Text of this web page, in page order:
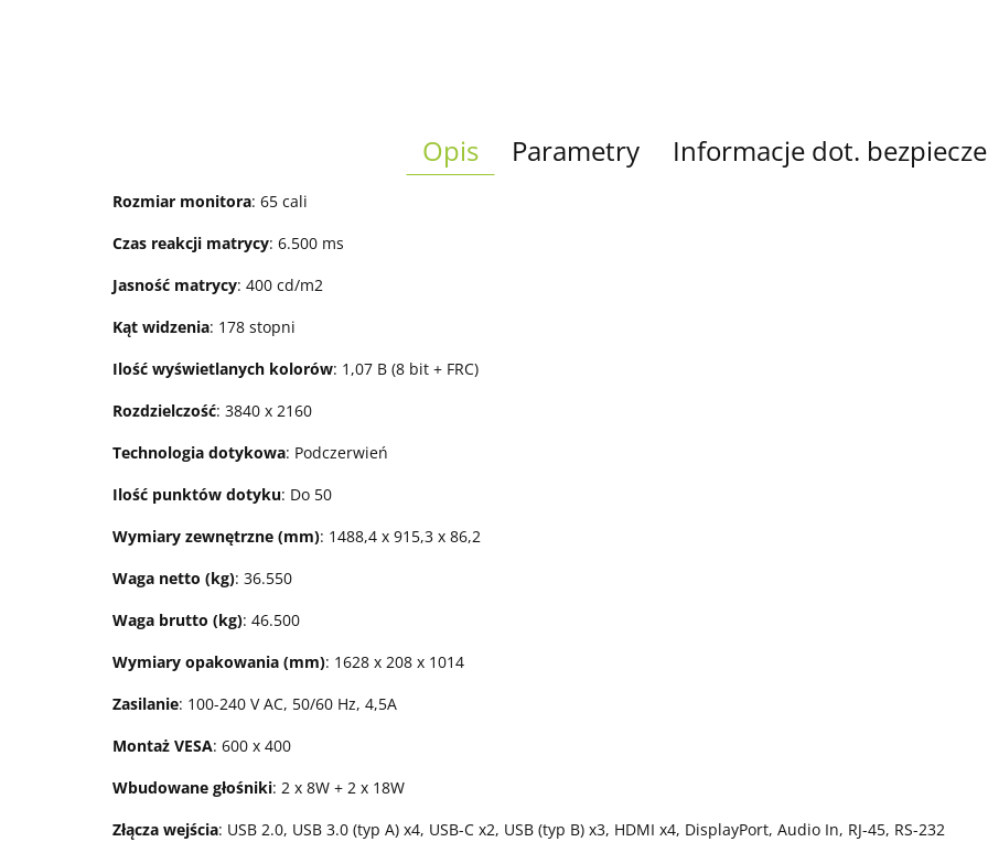
Opis Parametry Informacje dot.
Rozmiar monitora: 65 cali
Czas reakcji matrycy: 6.500 ms
Jasność matrycy: 400 cd/m2
Kąt widzenia: 178 stopni
Ilość wyświetlanych kolorów: 1,07 B (8 bit + FRC)
Rozdzielczość: 3840 x 2160
Technologia dotykowa: Podczerwień
Ilość punktów dotyku: Do 50
Wymiary zewnętrzne (mm): 1488,4 x 915,3 x 86,2
Waga netto (kg): 36.550
Waga brutto (kg): 46.500
Wymiary opakowania (mm): 1628 x 208 x 1014
Zasilanie: 100-240 V AC, 50/60 Hz, 4,5A
Montaż VESA: 600 x 400
Wbudowane głośniki: 2 x 8W + 2 x 18W
Złącza wejścia: USB 2.0, USB 3.0 (typ A) x4, USB-C x2, USB (typ B) x3, HDMI x4, DisplayPort, Audio In, RJ-45, RS-232